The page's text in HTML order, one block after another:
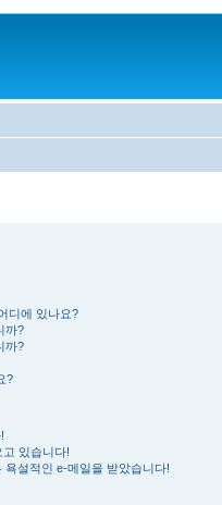
디에 있나요?
까?
까?
?
있습니다!
설적인 e-메일을 받았습니다!